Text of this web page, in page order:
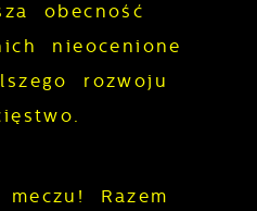
obecność
nieocenione
rozwoju
Razem
innych
te działają w
prezentujących
wiadomości, ofert,